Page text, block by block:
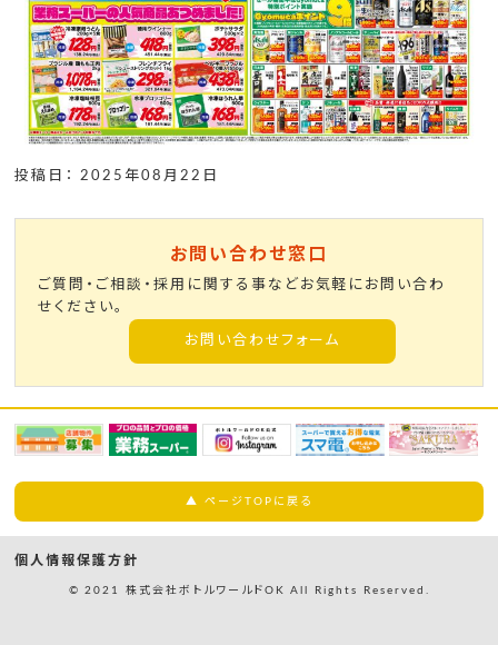
投稿日： 2025年08月22日
お問い合わせ窓口
ご質問・ご相談・採用に関する事などお気軽にお問い合わ
せください。
お問い合わせフォーム
▲ ページTOPに戻る
個人情報保護方針
© 2021 株式会社ボトルワールドOK All Rights Reserved.